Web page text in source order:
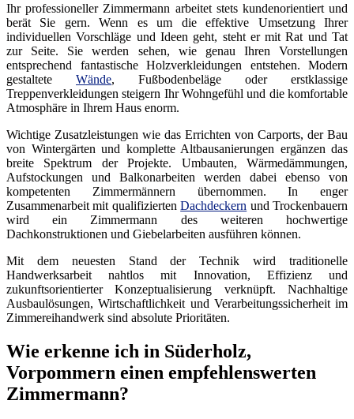
Ihr professioneller Zimmermann arbeitet stets kundenorientiert und
berät Sie gern. Wenn es um die effektive Umsetzung Ihrer
individuellen Vorschläge und Ideen geht, steht er mit Rat und Tat
zur Seite. Sie werden sehen, wie genau Ihren Vorstellungen
entsprechend fantastische Holzverkleidungen entstehen. Modern
gestaltete Wände, Fußbodenbeläge oder erstklassige
Treppenverkleidungen steigern Ihr Wohngefühl und die komfortable
Atmosphäre in Ihrem Haus enorm.
Wichtige Zusatzleistungen wie das Errichten von Carports, der Bau
von Wintergärten und komplette Altbausanierungen ergänzen das
breite Spektrum der Projekte. Umbauten, Wärmedämmungen,
Aufstockungen und Balkonarbeiten werden dabei ebenso von
kompetenten Zimmermännern übernommen. In enger
Zusammenarbeit mit qualifiziertenDachdeckern und Trockenbauern
wird ein Zimmermann des weiteren hochwertige
Dachkonstruktionen und Giebelarbeiten ausführen können.
Mit dem neuesten Stand der Technik wird traditionelle
Handwerksarbeit nahtlos mit Innovation, Effizienz und
zukunftsorientierter Konzeptualisierung verknüpft. Nachhaltige
Ausbaulösungen, Wirtschaftlichkeit und Verarbeitungssicherheit im
Zimmereihandwerk sind absolute Prioritäten.
Wie erkenne ich in Süderholz,
Vorpommern einen empfehlenswerten
Zimmermann?